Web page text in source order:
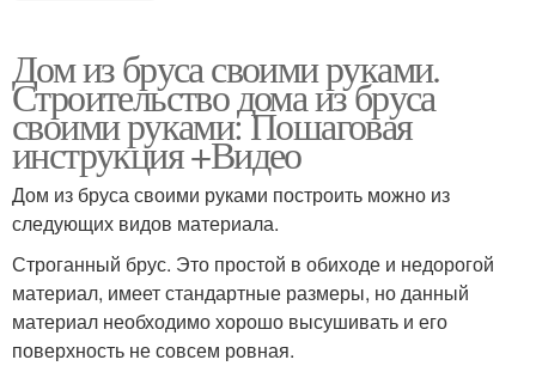
Дом из бруса своими руками.
Строительство дома из бруса
своими руками: Пошаговая
инструкция +Видео
Дом из бруса своими руками построить можно из
следующих видов материала.
Строганный брус. Это простой в обиходе и недорогой
материал, имеет стандартные размеры, но данный
материал необходимо хорошо высушивать и его
поверхность не совсем ровная.